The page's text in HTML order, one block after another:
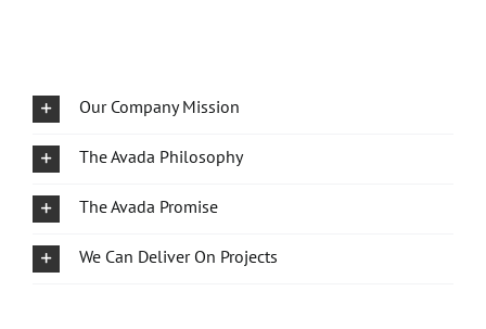
Our Company Mission
The Avada Philosophy
The Avada Promise
We Can Deliver On Projects